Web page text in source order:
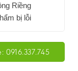
Riềng
bị lỗi
0916.337.745